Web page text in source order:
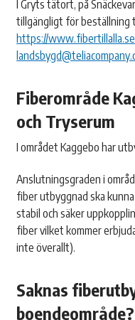
I Gryts tätort, på
tillgängligt för beställning
https://
Fiberområde
och Tryserum
I området Kaggebo har
Anslutningsgraden i
fiber utbyggnad ska
stabil och säker
fiber vilket kommer
inte överallt).
Saknas
boendeområde?